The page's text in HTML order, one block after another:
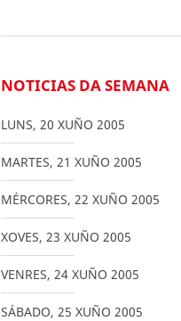
NOTICIAS DA SEMANA
LUNS, 20 XUÑO 2005
MARTES, 21 XUÑO 2005
MÉRCORES, 22 XUÑO 2005
XOVES, 23 XUÑO 2005
VENRES, 24 XUÑO 2005
SÁBADO, 25 XUÑO 2005